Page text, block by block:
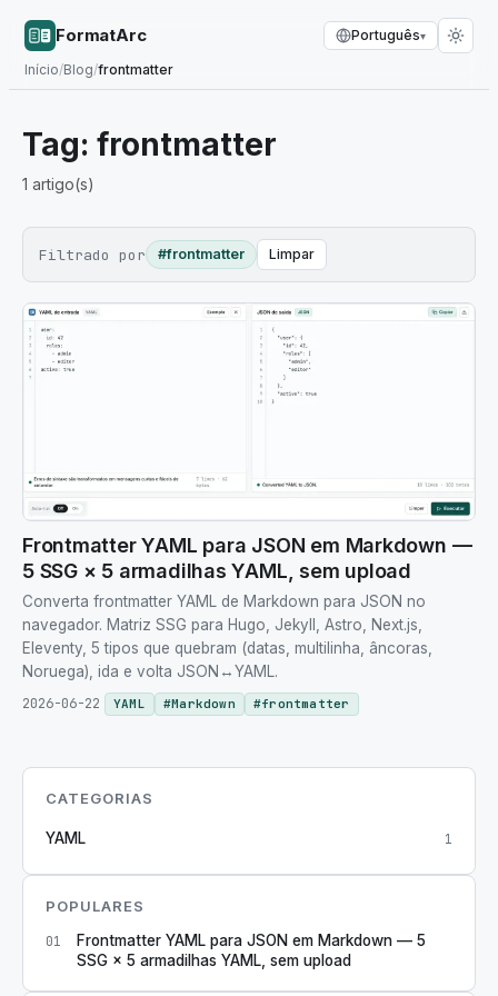
FormatArc
Início/Blog/frontmatter
Português▾
Tag: frontmatter
1 artigo(s)
Filtrado por #frontmatter Limpar
Frontmatter YAML para JSON em Markdown —
5 SSG × 5 armadilhas YAML, sem upload
Converta frontmatter YAML de Markdown para JSON no
navegador. Matriz SSG para Hugo, Jekyll, Astro, Next.js,
Eleventy, 5 tipos que quebram (datas, multilinha, âncoras,
Noruega), ida e volta JSON↔YAML.
2026-06-22
YAML #Markdown #frontmatter
CATEGORIAS
YAML 1
POPULARES
01
Frontmatter YAML para JSON em Markdown — 5
SSG × 5 armadilhas YAML, sem upload